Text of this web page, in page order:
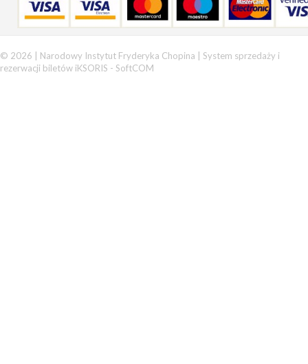
© 2026 | Narodowy Instytut Fryderyka Chopina | System sprzedaży i
rezerwacji biletów iKSORIS - SoftCOM